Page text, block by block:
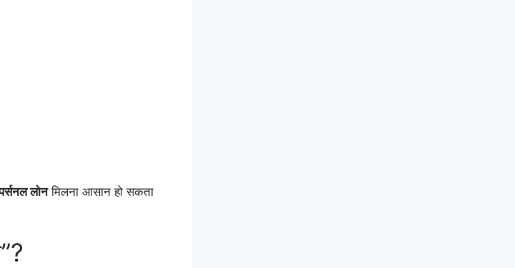
लोनमिलना आसान हो सकता